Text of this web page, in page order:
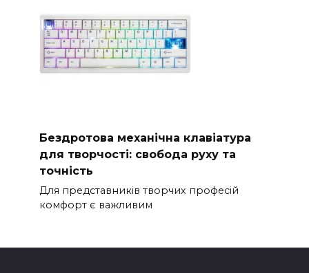
Бездротова механічна клавіатура
для творчості: свобода руху та
точність
Для представників творчих професій
комфорт є важливим